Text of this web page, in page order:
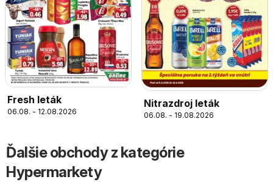
Fresh leták
06.08. - 12.08.2026
Nitrazdroj leták
06.08. - 19.08.2026
Ďalšie obchody z kategórie
Hypermarkety